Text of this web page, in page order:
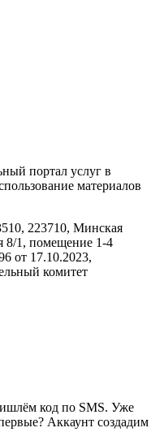
портал услуг в
материалов
223710, Минская
8/1, помещение 1-4
от 17.10.2023,
комитет
код по SMS. Уже
Аккаунт создадим